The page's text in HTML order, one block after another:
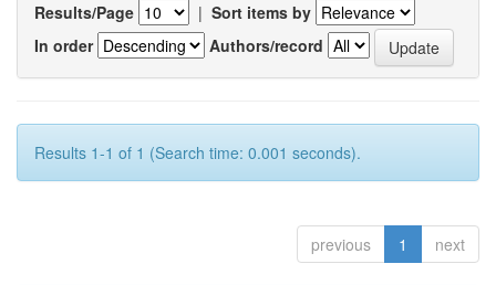
Results/Page | Sort items by
In order
Authors/record
Results 1-1 of 1 (Search time: 0.001 seconds).
previous 1 next